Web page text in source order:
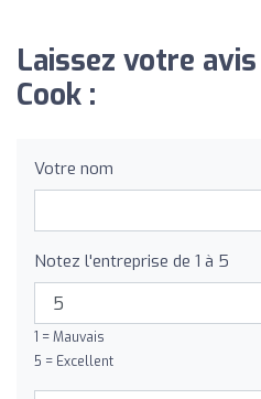
Laissez votre
Cook :
Votre nom
Notez l'entreprise de 1 à 5
1 = Mauvais
5 = Excellent